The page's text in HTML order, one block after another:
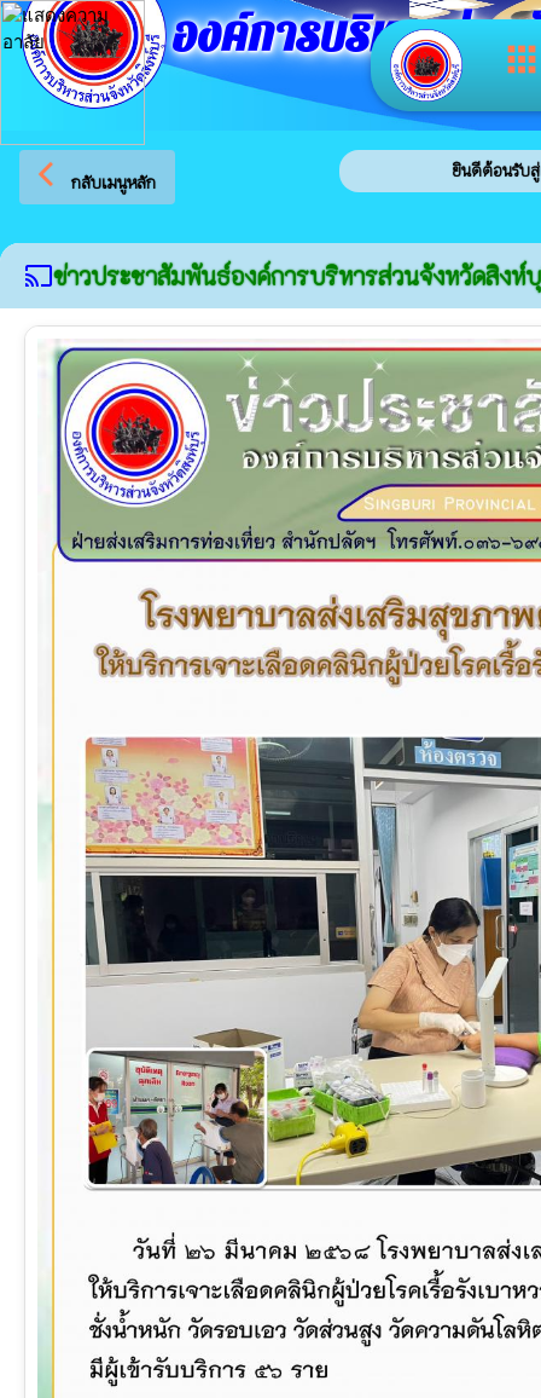
apps
องค์การบริหารส่วน
arrow_back_ios กลับเมนูหลัก
ยินดีต้อนรับสู่เว็บไซต์ข
castข่าวประชาสัมพันธ์องค์การบริหารส่วนจังหวัดสิงห์